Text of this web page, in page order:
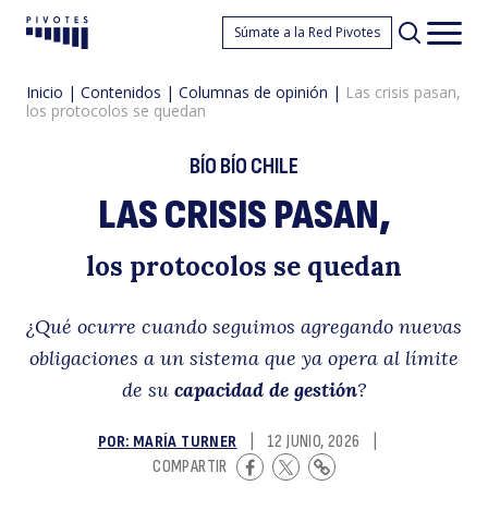
Pivotes Súmate a la Red Pivotes
Inicio | Contenidos | Columnas de opinión | Las crisis pasan,
los protocolos se quedan
BÍO BÍO CHILE
LAS CRISIS PASAN,
los protocolos se quedan
¿Qué ocurre cuando seguimos agregando nuevas
obligaciones a un sistema que ya opera al límite
de su capacidad de gestión?
POR: MARÍA TURNER 12 JUNIO, 2026
COMPARTIR